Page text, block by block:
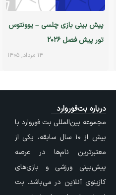
پیش بینی بازی چلسی – یوونتوس
تور پیش فصل ۲۰۲۶
۱۴ مرداد, ۱۴۰۵
درباره بت‌فوروارد
مجموعه بین‌المللی بت فوروارد با
بیش از ۱۰ سال سابقه، یکی از
معتبرترین نام‌ها در عرصه
پیش‌بینی ورزشی و بازی‌های
کازینوی آنلاین در می‌باشد. بت